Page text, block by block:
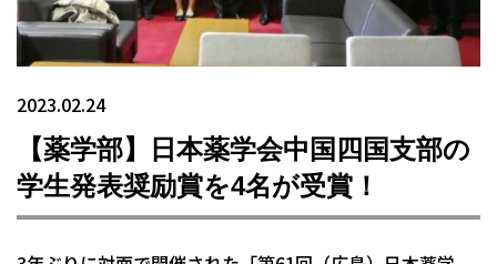
2023.02.24
【薬学部】日本薬学会中国四国支部の
学生発表奨励賞を4名が受賞！